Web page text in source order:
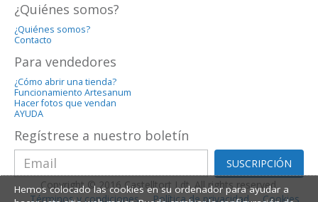
¿Quiénes somos?
¿Quiénes somos?
Contacto
Para vendedores
¿Cómo abrir una tienda?
Funcionamiento Artesanum
Hacer fotos que vendan
AYUDA
Regístrese a nuestro boletín
SUSCRIPCIÓN
Copyright © 2016 Castelltort Ldt. All rights reserved.
Términos y condiciones
Política de privacidad Cookies
Hemos colocado las cookies en su ordenador para ayudar a